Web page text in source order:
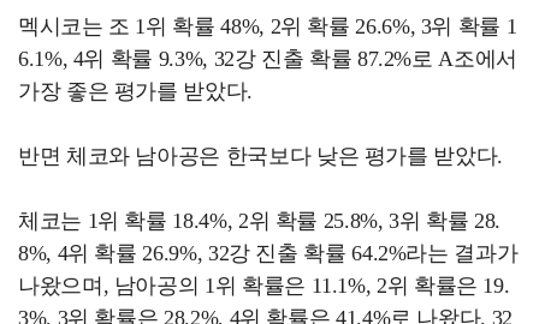
멕시코는 조 1위 확률 48%, 2위 확률 26.6%, 3위 확률 1
6.1%, 4위 확률 9.3%, 32강 진출 확률 87.2%로 A조에서
가장 좋은 평가를 받았다.
반면 체코와 남아공은 한국보다 낮은 평가를 받았다.
체코는 1위 확률 18.4%, 2위 확률 25.8%, 3위 확률 28.
8%, 4위 확률 26.9%, 32강 진출 확률 64.2%라는 결과가
나왔으며, 남아공의 1위 확률은 11.1%, 2위 확률은 19.
3%, 3위 확률은 28.2%, 4위 확률은 41.4%로 나왔다. 32